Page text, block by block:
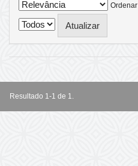
Ordenar
Resultado 1-1 de 1.